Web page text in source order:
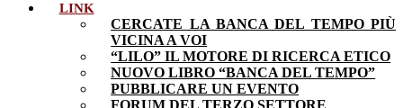
LINK
CERCATE LA BANCA DEL TEMPO PIÙ
VICINA A VOI
“LILO” IL MOTORE DI RICERCA ETICO
NUOVO LIBRO “BANCA DEL TEMPO”
PUBBLICARE UN EVENTO
FORUM DEL TERZO SETTORE